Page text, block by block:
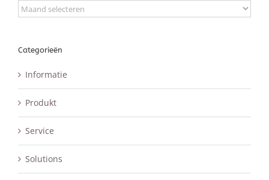
Archieven
Categorieën
Informatie
Produkt
Service
Solutions